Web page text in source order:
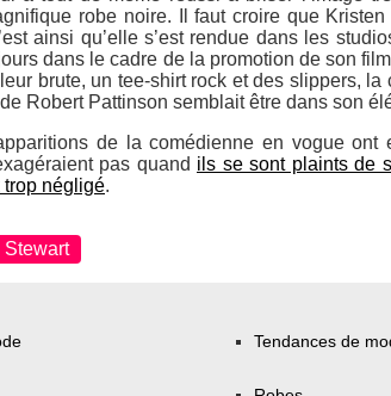
robe noire. Il faut croire que
ainsi qu’elle s’est rendue dans les
dans le cadre de la promotion de son
brute, un tee-shirt rock et des slippers,
Robert Pattinson semblait être dans son
de la comédienne en vogue ont
pas quand ils se sont plaints de
négligé.
Stewart
Tendances de